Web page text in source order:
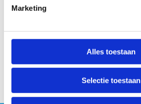
Marketing
Alles toestaan
Selectie toestaan